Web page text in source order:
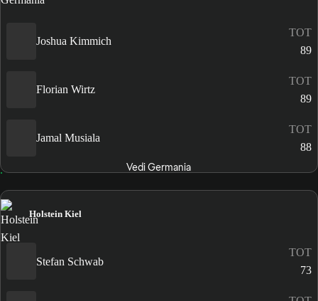
Joshua Kimmich
TOT
89
Florian Wirtz
TOT
89
Jamal Musiala
TOT
88
Vedi Germania
Holstein Kiel
Stefan Schwab
TOT
73